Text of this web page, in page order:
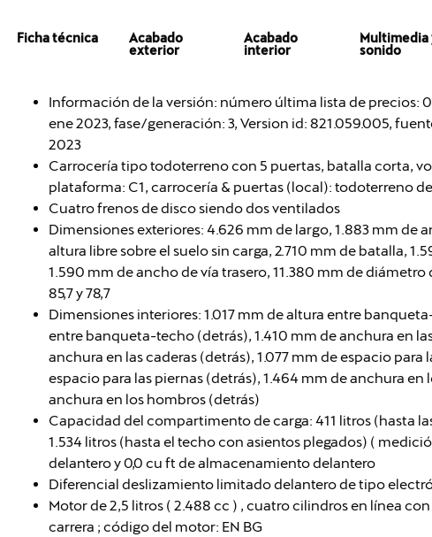
Ficha técnica
Información de la versión: número última lista de precios:
ene 2023, fase/generación: 3, Version id: 821.059.005,
2023
Carrocería tipo todoterreno con 5 puertas, batalla corta,
plataforma: C1, carrocería & puertas (local): todoterreno
Cuatro frenos de disco siendo dos ventilados
Dimensiones exteriores: 4.626 mm de largo, 1.883 mm de
altura libre sobre el suelo sin carga, 2.710 mm de batalla,
1.590 mm de ancho de vía trasero, 11.380 mm de diámetro
85,7 y 78,7
Dimensiones interiores: 1.017 mm de altura entre
entre banqueta-techo (detrás), 1.410 mm de anchura en
anchura en las caderas (detrás), 1.077 mm de espacio
espacio para las piernas (detrás), 1.464 mm de anchura en
anchura en los hombros (detrás)
Capacidad del compartimento de carga: 411 litros (hasta
1.534 litros (hasta el techo con asientos plegados) (
delantero y 0,0 cu ft de almacenamiento delantero
Diferencial deslizamiento limitado delantero de tipo
Motor de 2,5 litros ( 2.488 cc ) , cuatro cilindros en línea
carrera ; código del motor: EN BG
Acabado
exterior
Acabado
interior
Multimedia
sonido